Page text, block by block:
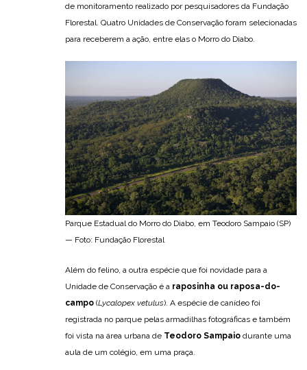
de monitoramento realizado por pesquisadores da Fundação
Florestal. Quatro Unidades de Conservação foram selecionadas
para receberem a ação, entre elas o Morro do Diabo.
Parque Estadual do Morro do Diabo, em Teodoro Sampaio (SP)
— Foto: Fundação Florestal
Além do felino, a outra espécie que foi novidade para a
Unidade de Conservação é a raposinha ou raposa-do-
campo (Lycalopex vetulus). A espécie de canídeo foi
registrada no parque pelas armadilhas fotográficas e também
foi vista na área urbana de Teodoro Sampaio durante uma
aula de um colégio, em uma praça.